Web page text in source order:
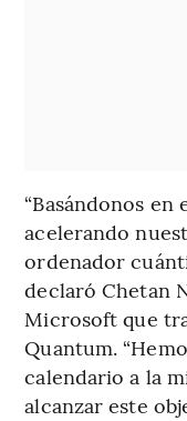
“Basándonos
acelerando
ordenador
declaró Chetan
Microsoft que
Quantum.
calendario a la
alcanzar este